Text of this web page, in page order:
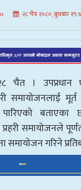
२८ चैत्र २०८०, बुधबार
चैत । उपप्रधान
समायोजनलाई
बताएका
समायोजनले
समायोजन गरिने